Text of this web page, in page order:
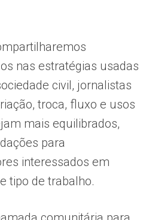
nas estratégias usadas
civil, jornalistas
troca, fluxo e usos
mais equilibrados,
para
interessados em
tipo de trabalho.